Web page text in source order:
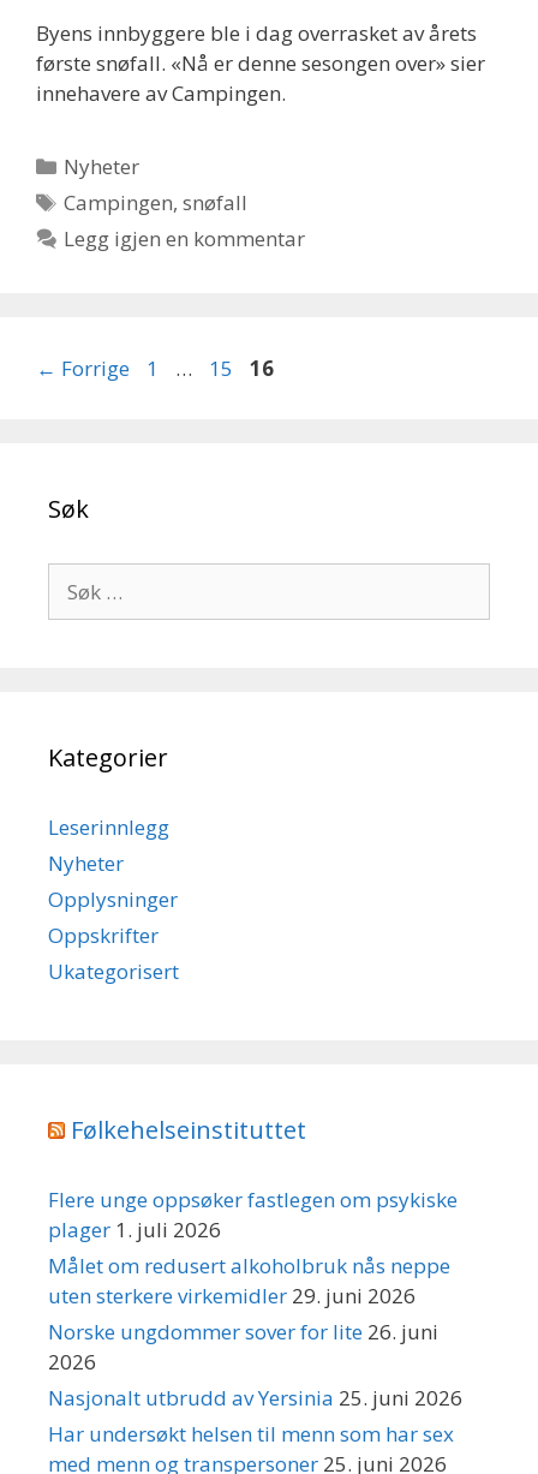
Byens innbyggere ble i dag overrasket av årets
første snøfall. «Nå er denne sesongen over» sier
innehavere av Campingen.
Kategorier
Nyheter
Stikkord
Campingen,snøfall
Legg igjen en kommentar
← Forrige Side
1 … Side
15 Side
16
Søk
etter:
Kategorier
Leserinnlegg
Nyheter
Opplysninger
Oppskrifter
Ukategorisert
Følkehelseinstituttet
Flere unge oppsøker fastlegen om psykiske
plager 1. juli 2026
Målet om redusert alkoholbruk nås neppe
uten sterkere virkemidler 29. juni 2026
Norske ungdommer sover for lite 26. juni
2026
Nasjonalt utbrudd av Yersinia 25. juni 2026
Har undersøkt helsen til menn som har sex
med menn og transpersoner 25. juni 2026